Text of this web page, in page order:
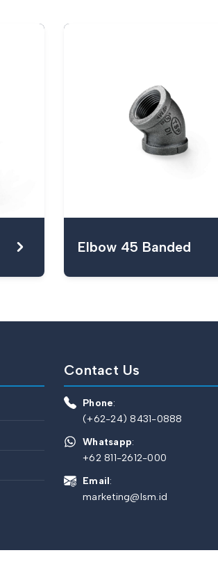
Elbow 45 Banded
Contact Us
Phone:
(+62-24) 8431-0888
Whatsapp:
+62 811-2612-000
Email:
marketing@lsm.id